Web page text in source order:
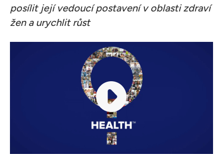
posílit její vedoucí postavení v oblasti zdraví
žen a urychlit růst